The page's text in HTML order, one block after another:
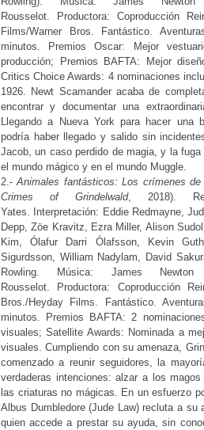
Rousselot.
Productora: Coproducción
Films/Warner Bros.
Fantástico.
minutos. Premios Oscar: Mejor
producción; Premios BAFTA: Mejor
Critics Choice Awards: 4 nominaciones
1926. Newt Scamander acaba de
encontrar y documentar una
Llegando a Nueva York para hacer una
podría haber llegado y salido sin
Jacob, un caso perdido de magia, y la
el mundo mágico y en el mundo Muggle.
2.-Animales fantásticos: Los crímenes de
Crimes of Grindelwald, 2018).
Yates.
Interpretación: Eddie Redmayne,
Depp, Zöe Kravitz, Ezra Miller, Alison
Kim, Ólafur Darri Ólafsson, Kevin
Sigurdsson, William Nadylam, David
Rowling.
Música: James
Rousselot.
Productora: Coproducción
Bros./Heyday Films.
Fantástico.
minutos.
Premios BAFTA: 2
visuales;Satellite Awards: Nominada a
visuales.Cumpliendo con su amenaza,
comenzado a reunir seguidores, la
verdaderas intenciones: alzar a los
las criaturas no mágicas. En un esfuerzo
Albus Dumbledore (Jude Law) recluta a su
quien accede a prestar su ayuda, sin